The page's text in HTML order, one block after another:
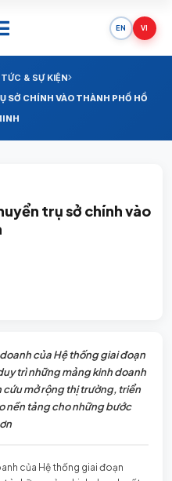
EN VI
& SỰ KIỆN
SỞ CHÍNH VÀO THÀNH PHỐ HỒ
trụ sở chính vào
của Hệ thống giai đoạn
trì những mảng kinh doanh
cứu mở rộng thị trường, triển
nền tảng cho những bước
của Hệ thống giai đoạn